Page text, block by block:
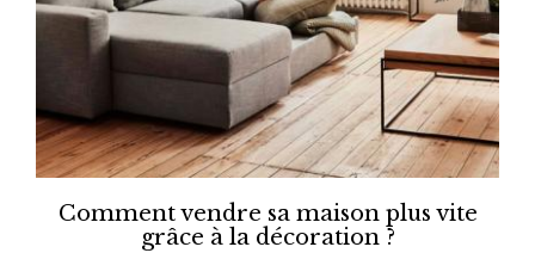
Comment vendre sa maison plus vite
grâce à la décoration ?